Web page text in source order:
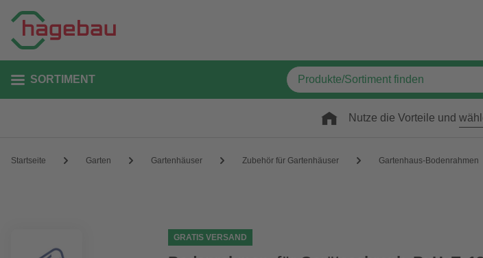
SORTIMENT
Nutze die Vorteile und
Startseite Garten Gartenhäuser Zubehör für Gartenhäuser Gartenhaus-Bodenrahmen
GRATIS VERSAND